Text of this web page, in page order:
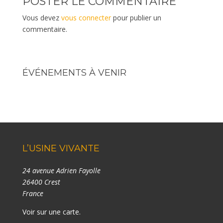
Vous devez vous connecterpour publier un
commentaire.
ÉVÉNEMENTS À VENIR
L’USINE VIVANTE
24 avenue Adrien Fayolle
26400 Crest
France
Voir sur une carte.